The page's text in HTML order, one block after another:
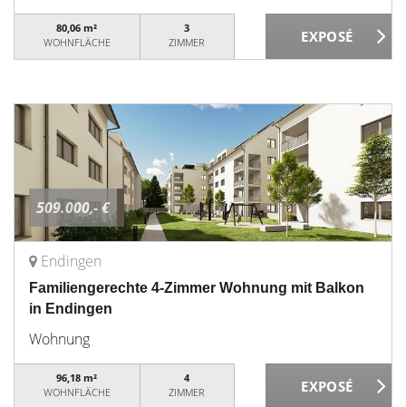
80,06 m²
WOHNFLÄCHE
3
ZIMMER
509.000,- €
Endingen
Familiengerechte 4-Zimmer Wohnung mit Balkon
in Endingen
Wohnung
96,18 m²
WOHNFLÄCHE
4
ZIMMER